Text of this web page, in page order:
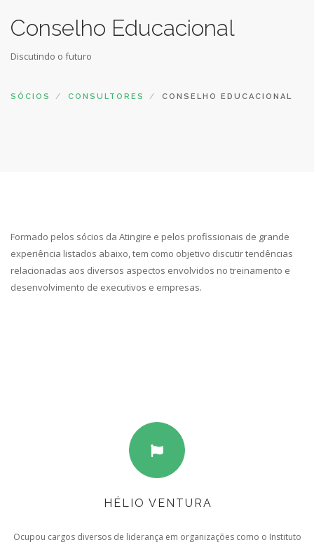
Conselho Educacional
Discutindo o futuro
SÓCIOS CONSULTORES CONSELHO EDUCACIONAL
Formado pelos sócios da Atingire e pelos profissionais de grande
experiência listados abaixo, tem como objetivo discutir tendências
relacionadas aos diversos aspectos envolvidos no treinamento e
desenvolvimento de executivos e empresas.
HÉLIO VENTURA
Ocupou cargos diversos de liderança em organizações como o Instituto